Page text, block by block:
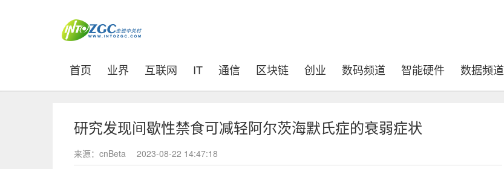
首页 (current)
业界 互联网 IT 通信 区块链 创业 数码频道 智能硬件 数据频道
研究发现间歇性禁食可减轻阿尔茨海默氏症的衰弱症状
来源：cnBeta 2023-08-22 14:47:18